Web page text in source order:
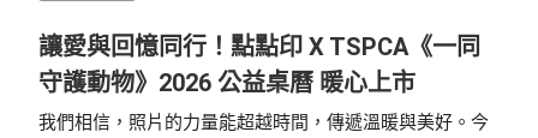
讓愛與回憶同行！點點印 X TSPCA《一同
守護動物》2026 公益桌曆 暖心上市
我們相信，照片的力量能超越時間，傳遞溫暖與美好。今